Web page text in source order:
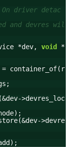
driver detac
and devres wil
*dev, void
*
container_of(r
>devres_loc
>devre